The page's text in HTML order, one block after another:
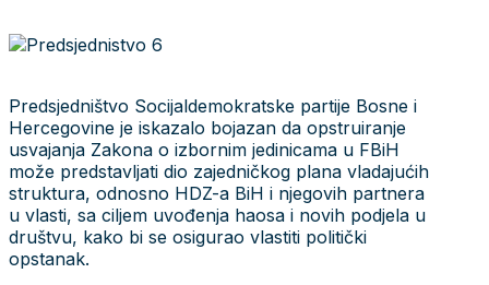
Predsjedništvo Socijaldemokratske partije Bosne i
Hercegovine je iskazalo bojazan da opstruiranje
usvajanja Zakona o izbornim jedinicama u FBiH
može predstavljati dio zajedničkog plana vladajućih
struktura, odnosno HDZ-a BiH i njegovih partnera
u vlasti, sa ciljem uvođenja haosa i novih podjela u
društvu, kako bi se osigurao vlastiti politički
opstanak.